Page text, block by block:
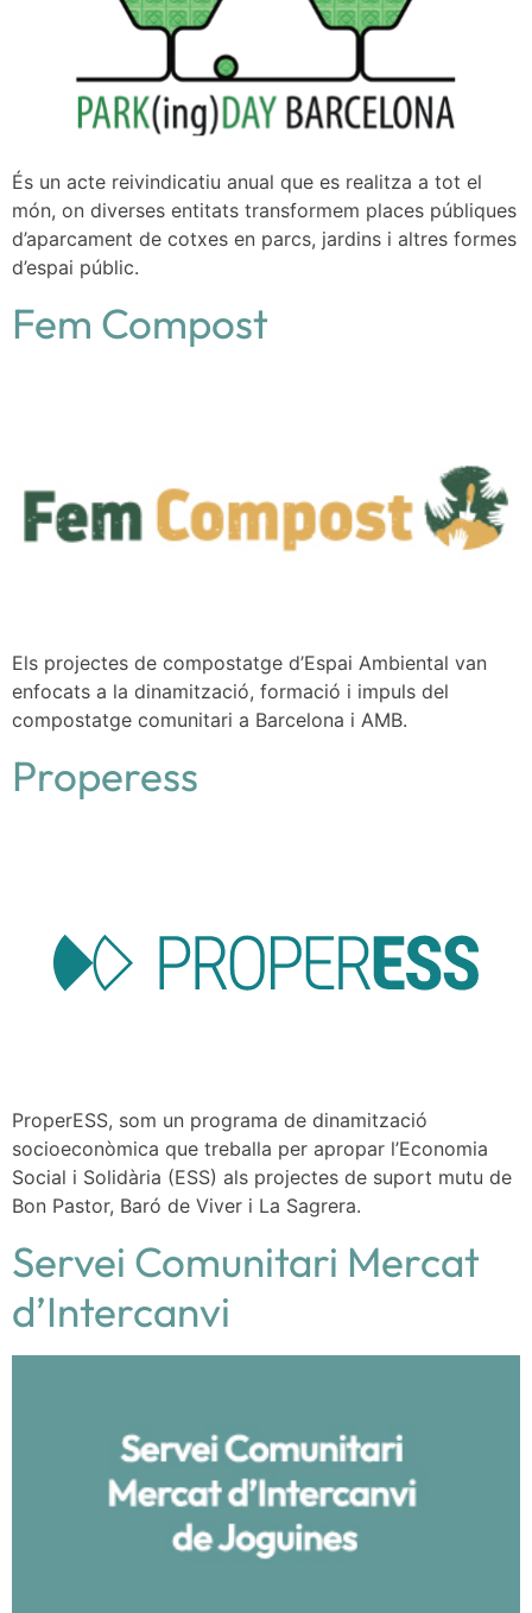
És un acte reivindicatiu anual que es realitza a tot el
món, on diverses entitats transformem places públiques
d’aparcament de cotxes en parcs, jardins i altres formes
d’espai públic.
Fem Compost
Els projectes de compostatge d’Espai Ambiental van
enfocats a la dinamització, formació i impuls del
compostatge comunitari a Barcelona i AMB.
Properess
ProperESS, som un programa de dinamització
socioeconòmica que treballa per apropar l’Economia
Social i Solidària (ESS) als projectes de suport mutu de
Bon Pastor, Baró de Viver i La Sagrera.
Servei Comunitari Mercat
d’Intercanvi